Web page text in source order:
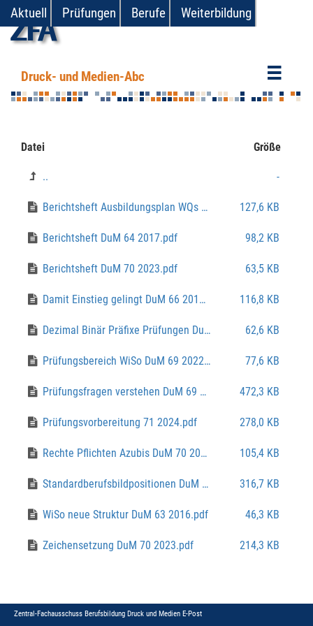
Aktuell Prüfungen Berufe Weiterbildung
zfa
Druck- und Medien-Abc
Datei Größe
.. -
Berichtsheft Ausbildungsplan WQs DuM 67 2020.pdf 127,6 KB
Berichtsheft DuM 64 2017.pdf 98,2 KB
Berichtsheft DuM 70 2023.pdf 63,5 KB
Damit Einstieg gelingt DuM 66 2019.pdf 116,8 KB
Dezimal Binär Präfixe Prüfungen DuM 65 2018.pdf 62,6 KB
Prüfungsbereich WiSo DuM 69 2022.pdf 77,6 KB
Prüfungsfragen verstehen DuM 69 2022.pdf 472,3 KB
Prüfungsvorbereitung 71 2024.pdf 278,0 KB
Rechte Pflichten Azubis DuM 70 2023.pdf 105,4 KB
Standardberufsbildpositionen DuM 68 2021.pdf 316,7 KB
WiSo neue Struktur DuM 63 2016.pdf 46,3 KB
Zeichensetzung DuM 70 2023.pdf 214,3 KB
Zentral-Fachausschuss Berufsbildung Druck und Medien E-Post